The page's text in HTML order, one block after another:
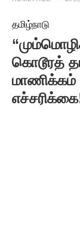
தமிழ்நாடு
கொடூரத்
மாணிக்கம்